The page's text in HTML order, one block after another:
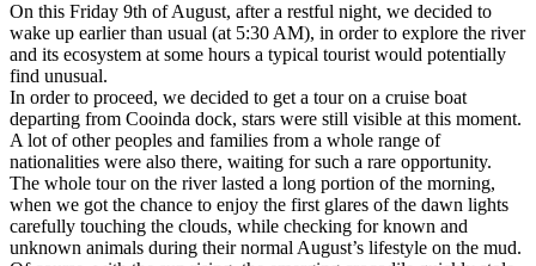
On this Friday 9th of August, after a restful night, we decided to
wake up earlier than usual (at 5:30 AM), in order to explore the river
and its ecosystem at some hours a typical tourist would potentially
find unusual.
In order to proceed, we decided to get a tour on a cruise boat
departing from Cooinda dock, stars were still visible at this moment.
A lot of other peoples and families from a whole range of
nationalities were also there, waiting for such a rare opportunity.
The whole tour on the river lasted a long portion of the morning,
when we got the chance to enjoy the first glares of the dawn lights
carefully touching the clouds, while checking for known and
unknown animals during their normal August’s lifestyle on the mud.